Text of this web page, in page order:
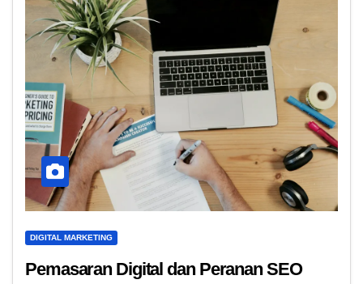
DIGITAL MARKETING
Pemasaran Digital dan Peranan SEO